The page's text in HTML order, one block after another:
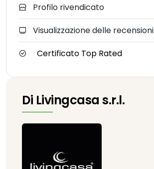
Profilo rivendicato
Visualizzazione delle recensioni
Certificato Top Rated
Di Livingcasa s.r.l.